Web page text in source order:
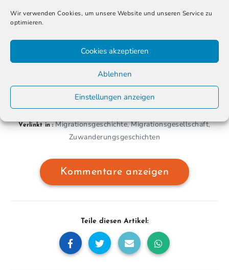
Wir verwenden Cookies, um unsere Website und unseren Service zu
optimieren.
Cookies akzeptieren
Ablehnen
Einstellungen anzeigen
FotografAnsgar Wilkendorfauf.
Meine Geschichte
Verlinkt in : Migrationsgeschichte,Migrationsgesellschaft,
Zuwanderungsgeschichten
Kommentare anzeigen
Teile diesen Artikel: